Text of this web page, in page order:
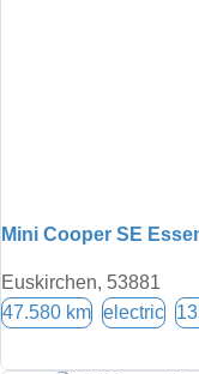
Mini Cooper SE
Euskirchen, 53881
47.580 km electric